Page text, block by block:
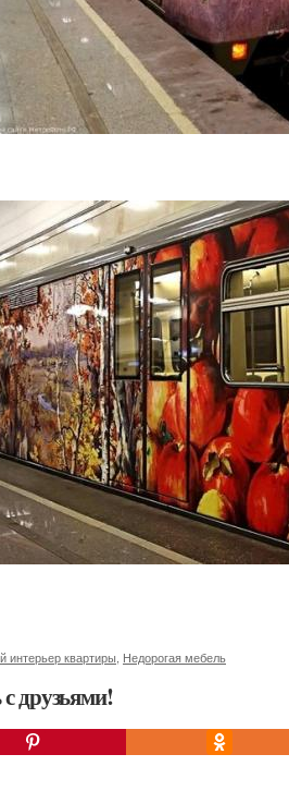
интерьер квартиры Недорогая мебель
друзьями!